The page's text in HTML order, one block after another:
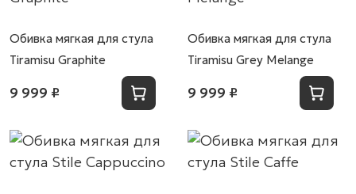
Обивка мягкая для стула
Tiramisu Graphite
9 999 ₽
Обивка мягкая для стула
Tiramisu Grey Melange
9 999 ₽